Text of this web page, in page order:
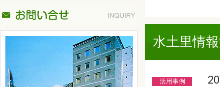
水土里情
活用事例